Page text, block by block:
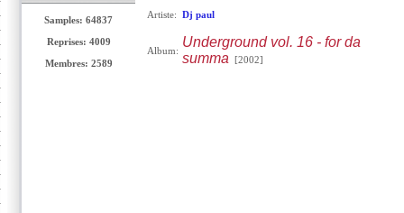
Samples: 64837
Reprises: 4009
Membres: 2589
Artiste: Dj paul
Album:
Underground vol. 16 - for da
summa [2002]